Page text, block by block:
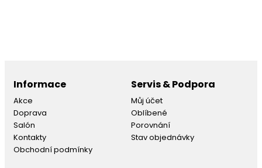
Informace
Akce
Doprava
Salón
Kontakty
Obchodní podmínky
Servis & Podpora
Můj účet
Oblíbené
Porovnání
Stav objednávky